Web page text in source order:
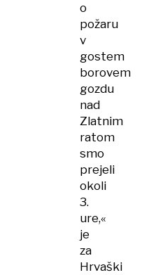
o
požaru
v
gostem
borovem
gozdu
nad
Zlatnim
ratom
smo
prejeli
okoli
3.
ure,«
je
za
Hrvaški